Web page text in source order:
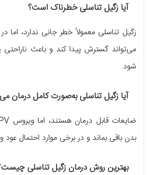
آیا زگیل تناسلی خطرناک است؟
زگیل تناسلی معمولاً خطر جانی ندارد، اما
می‌تواند گسترش پیدا کند و باعث ناراحتی
شود.
آیا زگیل تناسلی به‌صورت کامل درمان
بدن باقی بماند و در برخی موارد احتمال عود
بهترین روش درمان زگیل تناسلی